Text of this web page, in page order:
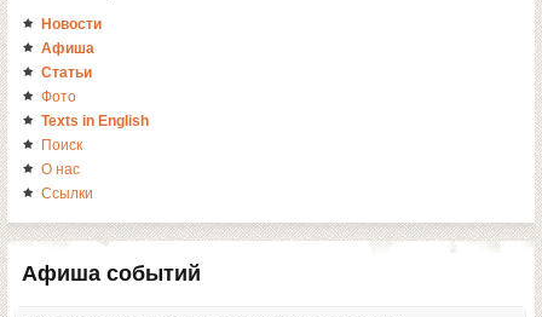
Новости
Афиша
Статьи
Фото
Texts in English
Поиск
О нас
Ссылки
Афиша событий